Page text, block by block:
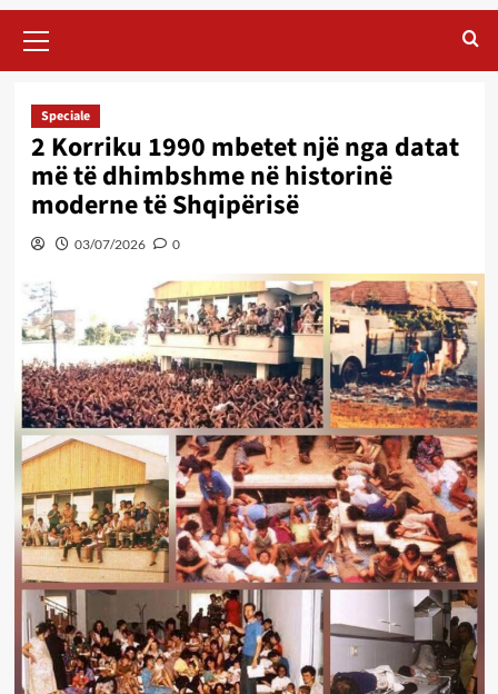
Menu
Speciale
2 Korriku 1990 mbetet një nga datat
më të dhimbshme në historinë
moderne të Shqipërisë
03/07/2026 0